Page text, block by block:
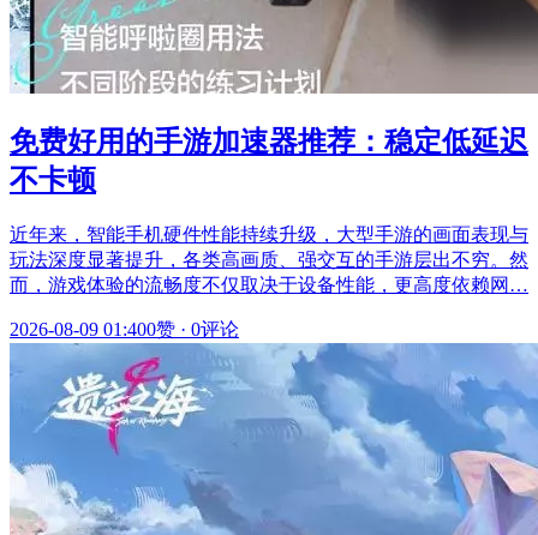
免费好用的手游加速器推荐：稳定低延迟
不卡顿
近年来，智能手机硬件性能持续升级，大型手游的画面表现与
玩法深度显著提升，各类高画质、强交互的手游层出不穷。然
而，游戏体验的流畅度不仅取决于设备性能，更高度依赖网…
2026-08-09 01:400赞 · 0评论